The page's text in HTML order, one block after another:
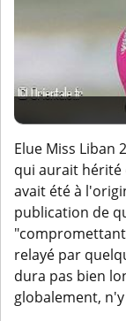
Elue Miss Liban
qui aurait hérité
avait été à
publication de
relayé par
dura pas bien
globalement,